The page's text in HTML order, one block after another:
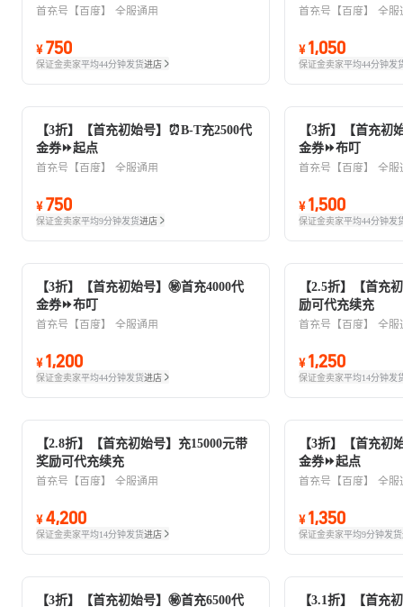
首充号【百度】 全服通用
¥ 750
保证金卖家平均44分钟发货进店
首充号【百度】 全服
¥ 1,050
保证金卖家平均44分钟发
【3折】【首充初始号】⏰B-T充2500代
金券⏩起点
首充号【百度】 全服通用
¥ 750
保证金卖家平均9分钟发货进店
【3折】【首充初
金券⏩布叮
首充号【百度】 全服
¥ 1,500
保证金卖家平均44分钟发
【3折】【首充初始号】㊙️首充4000代
金券⏩布叮
首充号【百度】 全服通用
¥ 1,200
保证金卖家平均44分钟发货进店
【2.5折】【首充
励可代充续充
首充号【百度】 全服
¥ 1,250
保证金卖家平均14分钟发
【2.8折】【首充初始号】充15000元带
奖励可代充续充
首充号【百度】 全服通用
¥ 4,200
保证金卖家平均14分钟发货进店
【3折】【首充初
金券⏩起点
首充号【百度】 全服
¥ 1,350
保证金卖家平均9分钟发货
【3折】【首充初始号】㊙️首充6500代 【3.1折】【首充